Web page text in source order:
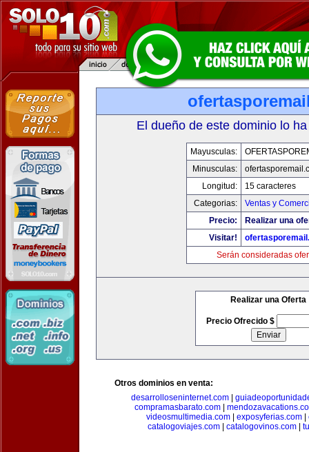
El dueño de este dominio lo
Mayusculas:
Minusculas:
Longitud:
15 caracteres
Categorias:
Ventas y
Precio:
Realizar una
Visitar!
Serán consideradas
Realizar una Oferta
Precio Ofrecido $
Otros dominios en venta:
desarrolloseninternet.com
compramasbarato.com|
videosmultimedia.com
exposyferias.com
catalogoviajes.com| catalogovinos.com|